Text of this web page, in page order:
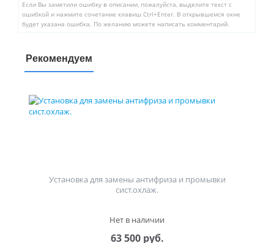
Если Вы заметили ошибку в описании, пожалуйста, выделите текст с
ошибкой и нажмите сочетание клавиш Ctrl+Enter. В открывшемся окне
будет указана ошибка. По желанию можете написать комментарий.
Рекомендуем
Установка для замены антифриза и промывки
сист.охлаж.
Нет в наличии
63 500 руб.